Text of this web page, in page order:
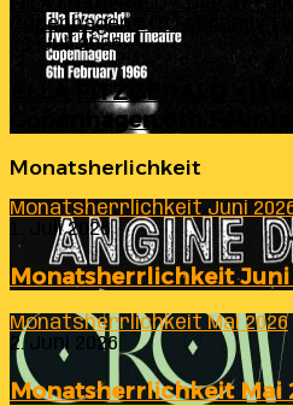
ELLA FITZGERALD – Live At
Copenhagen 6th February
23. Juli 2026
ELLA FITZGERALD –
Copenhagen 6th
Monatsherlichkeit
Monatsherrlichkeit Juni
1. Juli 2026
Monatsherrlichkeit
Monatsherrlichkeit Mai 2026
2. Juni 2026
Monatsherrlichkeit Mai